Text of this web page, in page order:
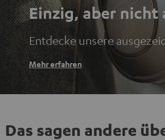
Einzig, aber nicht
Entdecke unsere
Mehr erfahren
Das sagen andere